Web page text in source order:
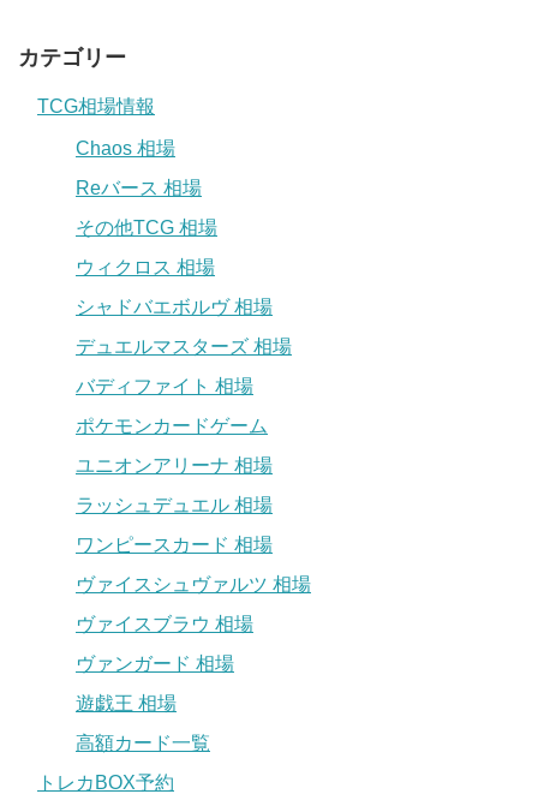
カテゴリー
TCG相場情報
Chaos 相場
Reバース 相場
その他TCG 相場
ウィクロス 相場
シャドバエボルヴ 相場
デュエルマスターズ 相場
バディファイト 相場
ポケモンカードゲーム
ユニオンアリーナ 相場
ラッシュデュエル 相場
ワンピースカード 相場
ヴァイスシュヴァルツ 相場
ヴァイスブラウ 相場
ヴァンガード 相場
遊戯王 相場
高額カード一覧
トレカBOX予約